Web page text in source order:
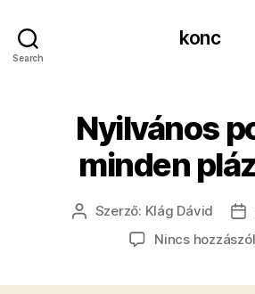
Search
konc
Nyilvános
minden
Bejegyzés
szerzője
Szerző: Klág Dávid
Nincs